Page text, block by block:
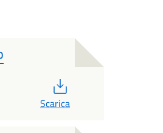
Scarica